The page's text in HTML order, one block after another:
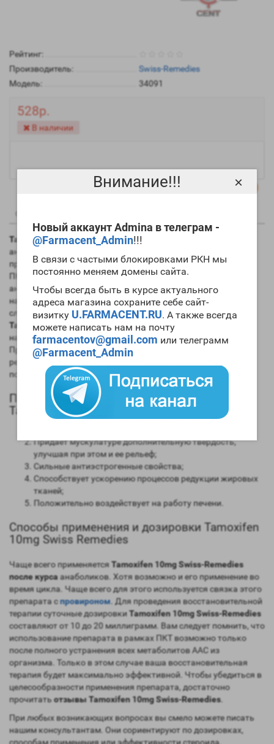
Внимание!!!
Новый аккаунт Admina в телеграм -
@Farmacent_Admin!!!
В связи с частыми блокировками РКН мы
постоянно меняем домены сайта.
Чтобы всегда быть в курсе актуального
адреса магазина сохраните себе сайт-
визитку U.FARMACENT.RU. А также всегда
можете написать нам на почту
farmacentov@gmail.com или телеграмм
@Farmacent_Admin
×
Рейтинг:
Производитель:
Swiss-Remedies
Модель:
34091
528р.
В наличии
Описание
Tamoxifen 10mg Swiss Remediesво многом обладает
аналогичными с
препараты взаимозаменяемы, и вы можете употреблять на
ПКТ любой из них. Исключением являются курсы с участием
анаболиков, обладающих прогестагенными свойствами,
например,нандролонаи тренболона. В этом случае выбор
следует делать в пользукломида. Заметим, что цена
Tamoxifen 10mg Swiss-Remediesневысока и по сути это
наиболее доступный по этому показателю антиэстроген.
Препарат отлично справляется с задачей блокировки
рецепторов эстрогенного типа, но при этом не способен
подавлять ароматизацию.
Положительные качества и эффекты
Tamoxifen 10mg Swiss Remedies
Придает мускулатуре дополнительную твердость,
улучшая при этом и ее рельеф;
Сильные антиэстрогенные свойства;
Способствует ускорению процессов редукции жировых
тканей;
Положительно воздействует на работу печени.
Способы применения и дозировки Tamoxifen
10mg Swiss Remedies
Чаще всего применяетсяTamoxifen 10mg Swiss-Remedies
после курсаанаболиков. Хотя возможно и его применение во
время цикла. Чаще всего для этого используется связка этого
препарата спровироном . Для проведения восстановительной
терапии суточные дозировкиTamoxifen 10mg Swiss-Remedies
составляют от 10 до 20 миллиграмм. Вам следует помнить, что
использование препарата в рамках ПКТ возможно только
после полного устранения всех метаболитов ААС из
организма. Только в этом случае ваша восстановительная
терапия будет максимально эффективной. Чтобы убедиться в
целесообразности применения препарата, достаточно
прочитатьотзывы Tamoxifen 10mg Swiss-Remedies.
При любых возникающих вопросах вы смело можете писать
нашим консультантам. Они сориентируют по дозировках,